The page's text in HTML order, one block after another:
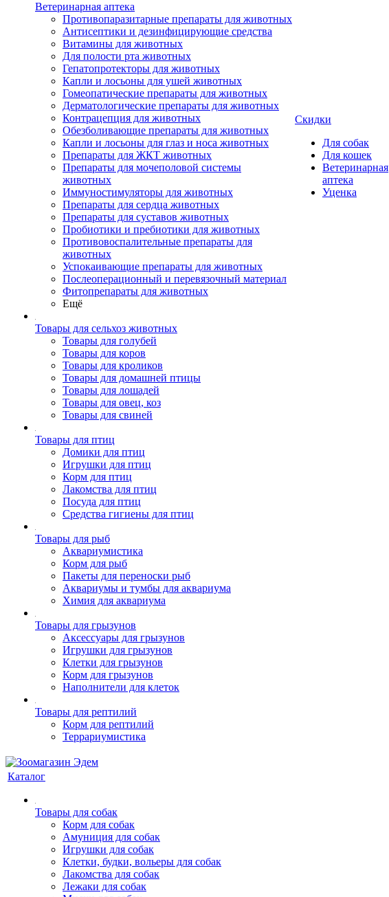
Ветеринарная аптека
Противопаразитарные препараты для животных
Антисептики и дезинфицирующие средства
Витамины для животных
Для полости рта животных
Гепатопротекторы для животных
Капли и лосьоны для ушей животных
Гомеопатические препараты для животных
Дерматологические препараты для животных
Контрацепция для животных
Обезболивающие препараты для животных
Капли и лосьоны для глаз и носа животных
Препараты для ЖКТ животных
Препараты для мочеполовой системы
животных
Иммуностимуляторы для животных
Препараты для сердца животных
Препараты для суставов животных
Пробиотики и пребиотики для животных
Противовоспалительные препараты для
животных
Успокаивающие препараты для животных
Послеоперационный и перевязочный материал
Фитопрепараты для животных
Ещё
Товары для сельхоз животных
Товары для голубей
Товары для коров
Товары для кроликов
Товары для домашней птицы
Товары для лошадей
Товары для овец, коз
Товары для свиней
Товары для птиц
Домики для птиц
Игрушки для птиц
Корм для птиц
Лакомства для птиц
Посуда для птиц
Средства гигиены для птиц
Товары для рыб
Аквариумистика
Корм для рыб
Пакеты для переноски рыб
Аквариумы и тумбы для аквариума
Химия для аквариума
Товары для грызунов
Аксессуары для грызунов
Игрушки для грызунов
Клетки для грызунов
Корм для грызунов
Наполнители для клеток
Товары для рептилий
Корм для рептилий
Террариумистика
Скидки
Для собак
Для кошек
Ветеринарная
аптека
Уценка
Каталог
Товары для собак
Корм для собак
Амуниция для собак
Игрушки для собак
Клетки, будки, вольеры для собак
Лакомства для собак
Лежаки для собак